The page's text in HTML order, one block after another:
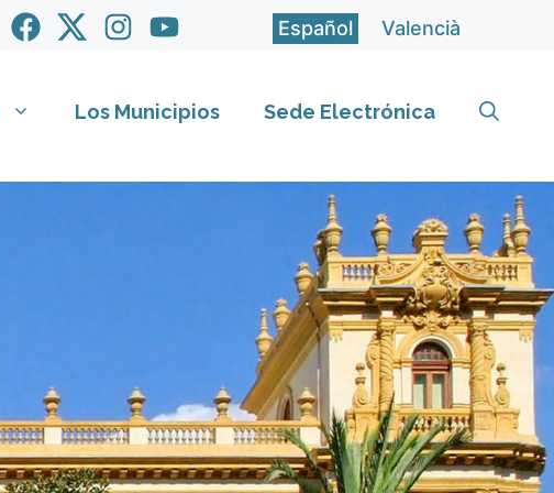
Español Valencià
Los Municipios Sede Electrónica